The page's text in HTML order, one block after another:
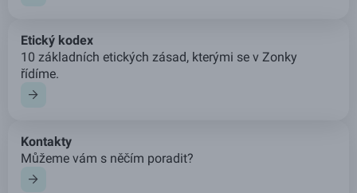
Etický kodex
10 základních etických zásad, kterými se v Zonky
řídíme.
Kontakty
Můžeme vám s něčím poradit?